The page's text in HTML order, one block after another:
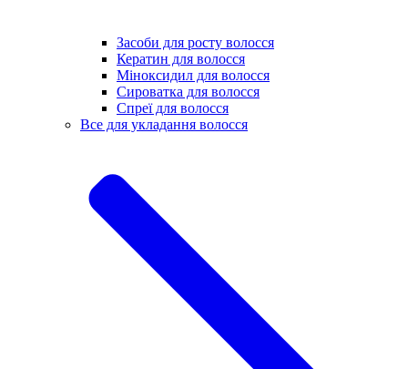
Засоби для росту волосся
Кератин для волосся
Міноксидил для волосся
Сироватка для волосся
Спреї для волосся
Все для укладання волосся